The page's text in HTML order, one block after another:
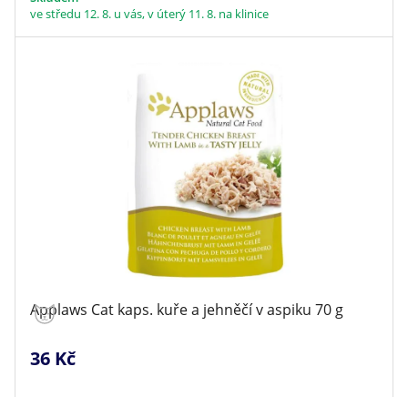
ve středu 12. 8. u vás, v úterý 11. 8. na klinice
Applaws Cat kaps. kuře a jehněčí v aspiku 70 g
36 Kč